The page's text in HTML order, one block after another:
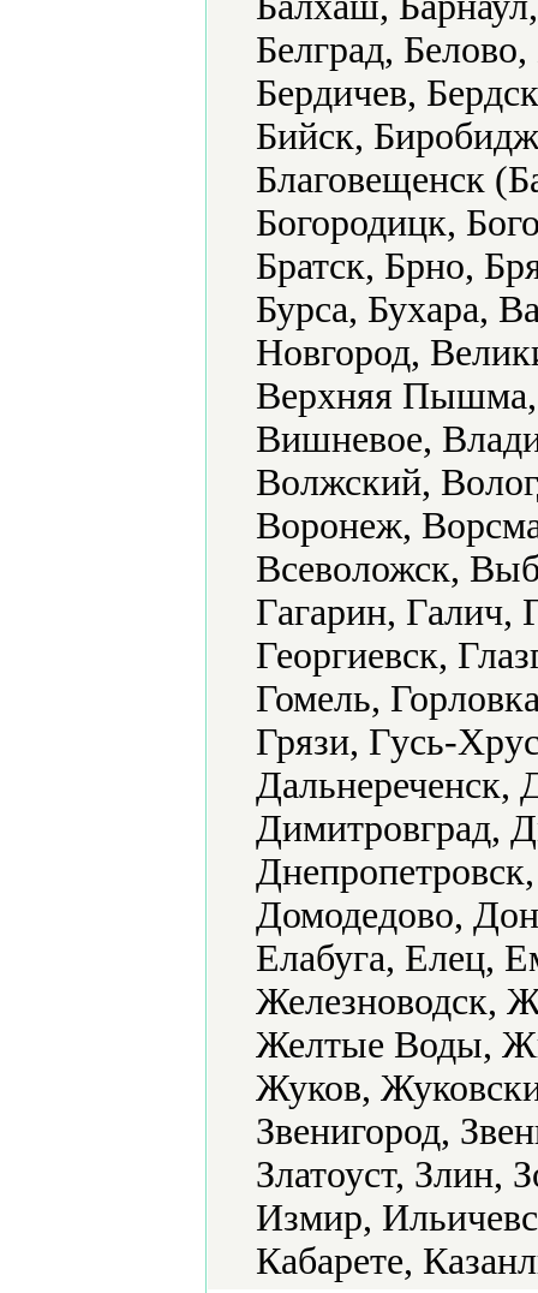
Белград,
Бердичев,
Бийск,
Благовещенск
Богородицк,
Братск, Брно,
Бурса, Бухара,
Новгород,
Верхняя Пышма,
Вишневое,
Волжский,
Воронеж,
Всеволожск,
Гагарин, Галич,
Георгиевск,
Гомель,
Грязи, Гусь-
Дальнереченск,
Димитровград,
Домодедово,
Елабуга, Елец,
Железноводск,
Желтые Воды,
Жуков,
Звенигород,
Златоуст, Злин,
Измир,
Кабарете,